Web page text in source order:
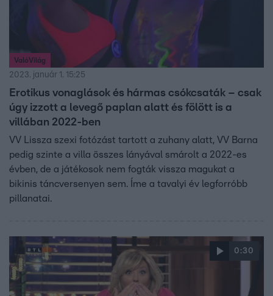
ValóVilág
2023. január 1. 15:25
Erotikus vonaglások és hármas csókcsaták – csak
úgy izzott a levegő paplan alatt és fölött is a
villában 2022-ben
VV Lissza szexi fotózást tartott a zuhany alatt, VV Barna
pedig szinte a villa összes lányával smárolt a 2022-es
évben, de a játékosok nem fogták vissza magukat a
bikinis táncversenyen sem. Íme a tavalyi év legforróbb
pillanatai.
0:30